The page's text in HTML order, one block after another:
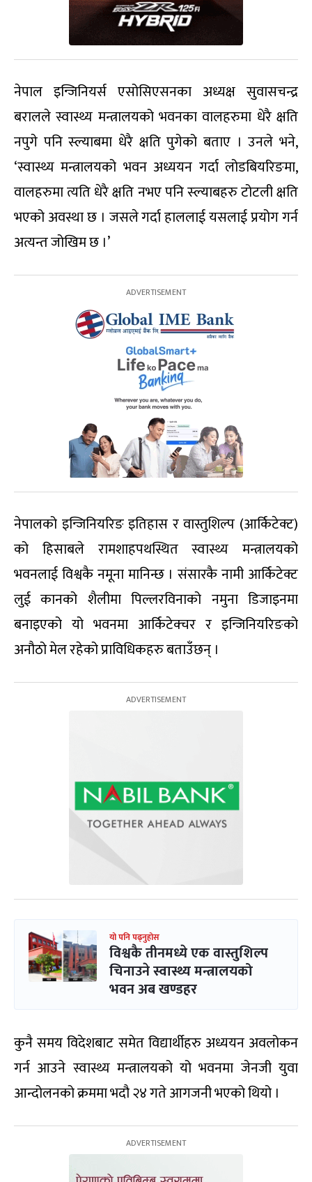
नेपाल इन्जिनियर्स एसोसिएसनका अध्यक्ष सुवासचन्द्र
बरालले स्वास्थ्य मन्त्रालयको भवनका वालहरुमा धेरै क्षति
नपुगे पनि स्ल्याबमा धेरै क्षति पुगेको बताए । उनले भने,
‘स्वास्थ्य मन्त्रालयको भवन अध्ययन गर्दा लोडबियरिङमा,
वालहरुमा त्यति धेरै क्षति नभए पनि स्ल्याबहरु टोटली क्षति
भएको अवस्था छ । जसले गर्दा हाललाई यसलाई प्रयोग गर्न
अत्यन्त जोखिम छ ।’
नेपालको इन्जिनियरिङ इतिहास र वास्तुशिल्प (आर्किटेक्ट)
को हिसाबले रामशाहपथस्थित स्वास्थ्य मन्त्रालयको
भवनलाई विश्वकै नमूना मानिन्छ । संसारकै नामी आर्किटेक्ट
लुई कानको शैलीमा पिल्लरविनाको नमुना डिजाइनमा
बनाइएको यो भवनमा आर्किटेक्चर र इन्जिनियरिङको
अनौठो मेल रहेको प्राविधिकहरु बताउँछन् ।
यो पनि पढ्नुहोस
विश्वकै तीनमध्ये एक वास्तुशिल्प
चिनाउने स्वास्थ्य मन्त्रालयको
भवन अब खण्डहर
कुनै समय विदेशबाट समेत विद्यार्थीहरु अध्ययन अवलोकन
गर्न आउने स्वास्थ्य मन्त्रालयको यो भवनमा जेनजी युवा
आन्दोलनको क्रममा भदौ २४ गते आगजनी भएको थियो ।